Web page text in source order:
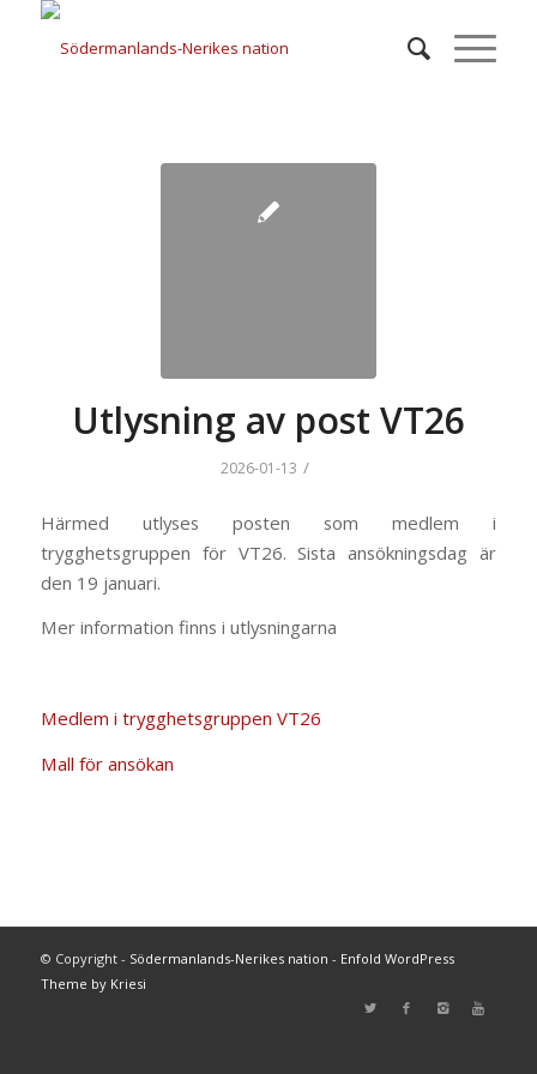
Utlysning av post VT26
2026-01-13 /
Härmed utlyses posten som medlem i
trygghetsgruppen för VT26. Sista ansökningsdag är
den 19 januari.
Mer information finns i utlysningarna
Medlem i trygghetsgruppen VT26
Mall för ansökan
© Copyright - Södermanlands-Nerikes nation - Enfold WordPress
Theme by Kriesi